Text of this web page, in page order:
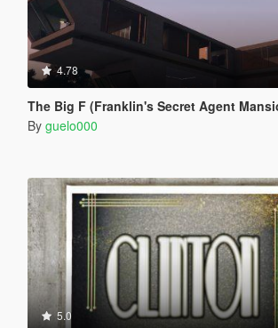
4.78
The Big F (Franklin's Secret Agent
By guelo000
5.0